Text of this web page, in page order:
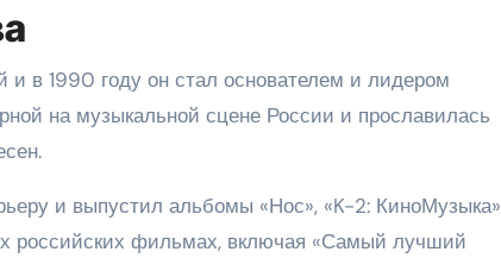
в 1990 году он стал основателем и лидером
на музыкальной сцене России и прославилась
и выпустил альбомы «Нос», «K-2: КиноМузыка»
российских фильмах, включая «Самый лучший